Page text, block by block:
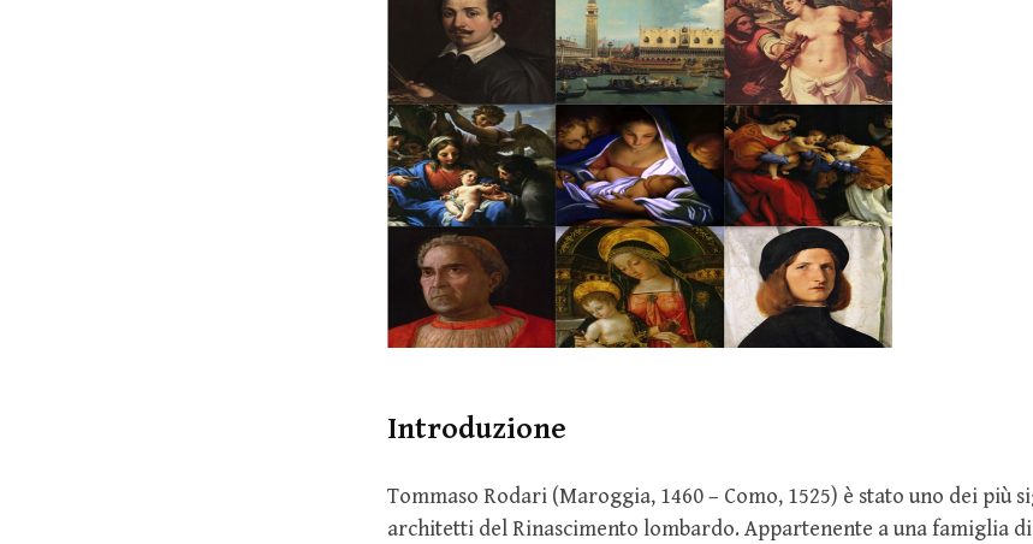
Introduzione
Tommaso Rodari (Maroggia, 1460 – Como, 1525) è stato uno dei più
architetti del Rinascimento lombardo. Appartenente a una famiglia